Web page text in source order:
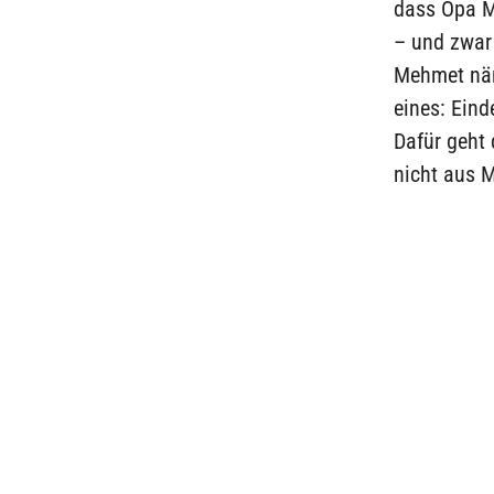
dass Opa
– und
Mehmet
eines:
Dafür geht
nicht aus